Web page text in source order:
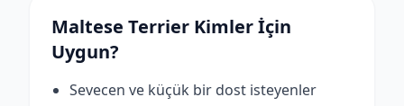
Maltese Terrier Kimler İçin
Uygun?
Sevecen ve küçük bir dost isteyenler